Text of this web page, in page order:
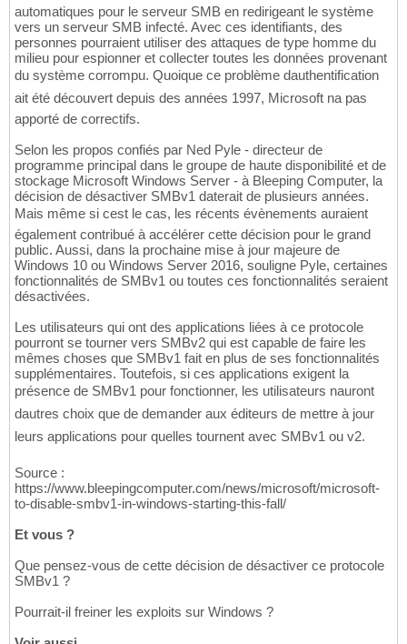
automatiques pour le serveur SMB en redirigeant le système
vers un serveur SMB infecté. Avec ces identifiants, des
personnes pourraient utiliser des attaques de type homme du
milieu pour espionner et collecter toutes les données provenant
du système corrompu. Quoique ce problème dauthentification
ait été découvert depuis des années 1997, Microsoft na pas
apporté de correctifs.
Selon les propos confiés par Ned Pyle - directeur de
programme principal dans le groupe de haute disponibilité et de
stockage Microsoft Windows Server - à Bleeping Computer, la
décision de désactiver SMBv1 daterait de plusieurs années.
Mais même si cest le cas, les récents évènements auraient
également contribué à accélérer cette décision pour le grand
public. Aussi, dans la prochaine mise à jour majeure de
Windows 10 ou Windows Server 2016, souligne Pyle, certaines
fonctionnalités de SMBv1 ou toutes ces fonctionnalités seraient
désactivées.
Les utilisateurs qui ont des applications liées à ce protocole
pourront se tourner vers SMBv2 qui est capable de faire les
mêmes choses que SMBv1 fait en plus de ses fonctionnalités
supplémentaires. Toutefois, si ces applications exigent la
présence de SMBv1 pour fonctionner, les utilisateurs nauront
dautres choix que de demander aux éditeurs de mettre à jour
leurs applications pour quelles tournent avec SMBv1 ou v2.
Source :
https://www.bleepingcomputer.com/news/microsoft/microsoft-
to-disable-smbv1-in-windows-starting-this-fall/
Et vous ?
Que pensez-vous de cette décision de désactiver ce protocole
SMBv1 ?
Pourrait-il freiner les exploits sur Windows ?